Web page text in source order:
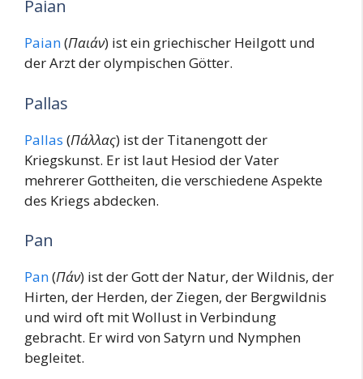
Paian
Paian(Παιάν) ist ein griechischer Heilgott und
der Arzt der olympischen Götter.
Pallas
Pallas (Πάλλας) ist der Titanengott der
Kriegskunst. Er ist laut Hesiod der Vater
mehrerer Gottheiten, die verschiedene Aspekte
des Kriegs abdecken.
Pan
Pan(Πάν) ist der Gott der Natur, der Wildnis, der
Hirten, der Herden, der Ziegen, der Bergwildnis
und wird oft mit Wollust in Verbindung
gebracht. Er wird von Satyrn und Nymphen
begleitet.